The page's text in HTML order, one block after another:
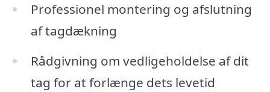
Professionel montering og afslutning
af tagdækning
Rådgivning om vedligeholdelse af dit
tag for at forlænge dets levetid